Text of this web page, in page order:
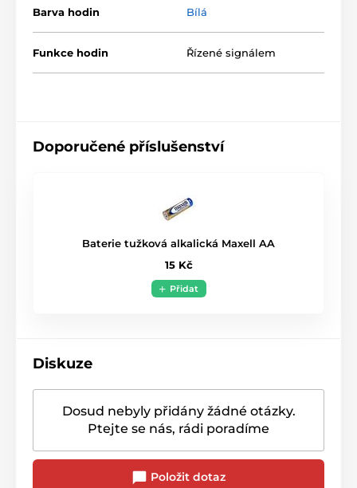
Barva hodin Bílá
Funkce hodin Řízené signálem
Doporučené příslušenství
Baterie tužková alkalická Maxell AA
15 Kč
Přidat
Diskuze
Dosud nebyly přidány žádné otázky.
Ptejte se nás, rádi poradíme
Položit dotaz